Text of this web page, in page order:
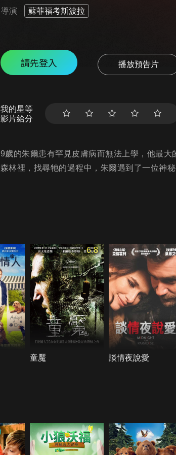
導演 蘇菲福考斯波拉
請先登入 播放預告片
我的星等
影片給分
9歲的朱爾患有罕見皮膚病而無法上學，他最
森林裡，找尋牠的過程中，朱爾遇到了一位神
6.8
童魘 談情夜說愛